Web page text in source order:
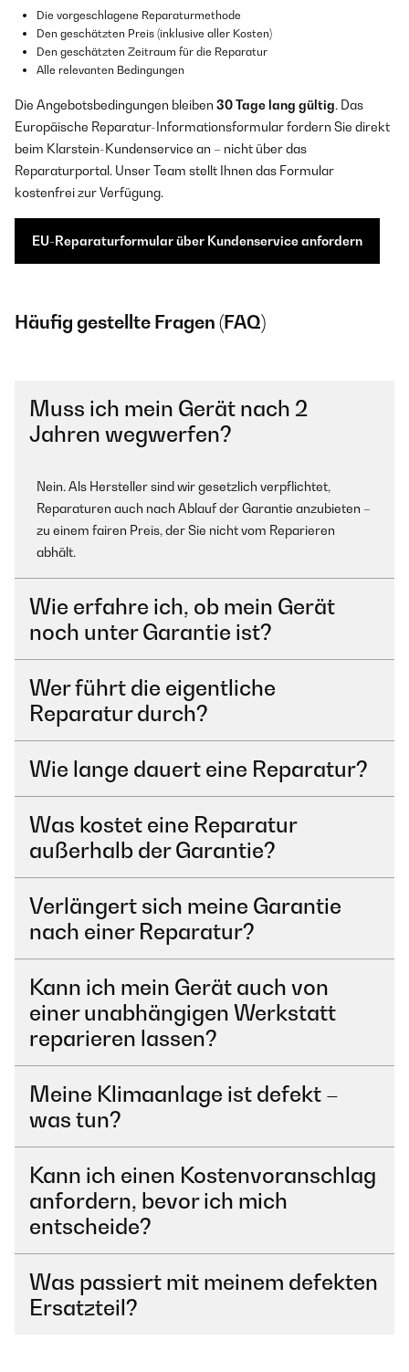
Die vorgeschlagene Reparaturmethode
Den geschätzten Preis (inklusive aller Kosten)
Den geschätzten Zeitraum für die Reparatur
Alle relevanten Bedingungen
Die Angebotsbedingungen bleiben 30 Tage lang gültig. Das
Europäische Reparatur-Informationsformular fordern Sie direkt
beim Klarstein-Kundenservice an – nicht über das
Reparaturportal. Unser Team stellt Ihnen das Formular
kostenfrei zur Verfügung.
EU-Reparaturformular über Kundenservice anfordern
Häufig gestellte Fragen (FAQ)
Muss ich mein Gerät nach 2
Jahren wegwerfen?
Nein. Als Hersteller sind wir gesetzlich verpflichtet,
Reparaturen auch nach Ablauf der Garantie anzubieten –
zu einem fairen Preis, der Sie nicht vom Reparieren
abhält.
Wie erfahre ich, ob mein Gerät
noch unter Garantie ist?
Wer führt die eigentliche
Reparatur durch?
Wie lange dauert eine Reparatur?
Was kostet eine Reparatur
außerhalb der Garantie?
Verlängert sich meine Garantie
nach einer Reparatur?
Kann ich mein Gerät auch von
einer unabhängigen Werkstatt
reparieren lassen?
Meine Klimaanlage ist defekt –
was tun?
Kann ich einen Kostenvoranschlag
anfordern, bevor ich mich
entscheide?
Was passiert mit meinem defekten
Ersatzteil?